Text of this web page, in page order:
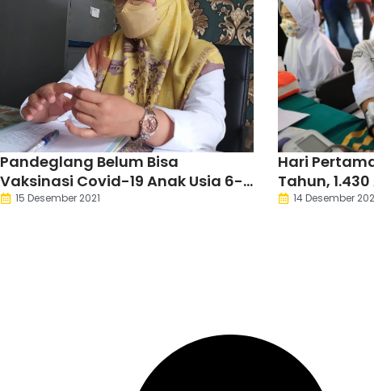
Pandeglang Belum Bisa
Vaksinasi Covid-19 Anak Usia 6-11
Tahun
15 Desember 2021
Hari
Tahun,
14 Desember